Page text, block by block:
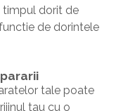
timpul dorit de
de dorintele
tale poate
tau cu o